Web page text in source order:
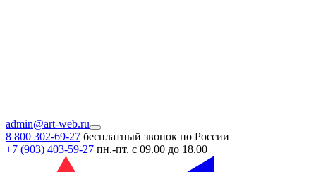
admin@art-web.ru
8 800 302-69-27 бесплатный звонок по России
+7 (903) 403-59-27 пн.-пт. с 09.00 до 18.00